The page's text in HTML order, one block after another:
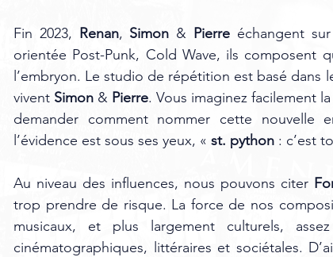
Fin 2023, Renan, Simon & Pierre échangent
orientée Post-Punk, Cold Wave, ils composent
l’embryon. Le studio de répétition est basé dans
vivent Simon & Pierre. Vous imaginez facilement
demander comment nommer cette
l’évidence est sous ses yeux, « st. python : c’est
Au niveau des influences, nous pouvons citer
trop prendre de risque. La force de nos
musicaux, et plus largement culturels,
cinématographiques, littéraires et sociétales.